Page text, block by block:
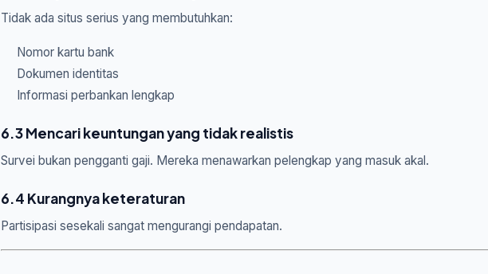
Tidak ada situs serius yang membutuhkan:
Nomor kartu bank
Dokumen identitas
Informasi perbankan lengkap
6.3 Mencari keuntungan yang tidak realistis
Survei bukan pengganti gaji. Mereka menawarkan pelengkap yang masuk akal.
6.4 Kurangnya keteraturan
Partisipasi sesekali sangat mengurangi pendapatan.